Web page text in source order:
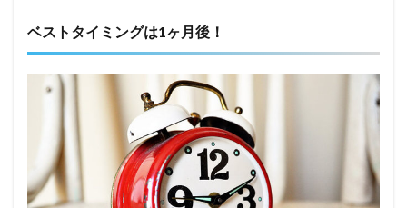
ベストタイミングは1ヶ月後！